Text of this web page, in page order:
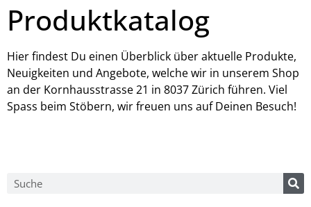
Produktkatalog
Hier findest Du einen Überblick über aktuelle Produkte,
Neuigkeiten und Angebote, welche wir in unserem Shop
an der Kornhausstrasse 21 in 8037 Zürich führen. Viel
Spass beim Stöbern, wir freuen uns auf Deinen Besuch!